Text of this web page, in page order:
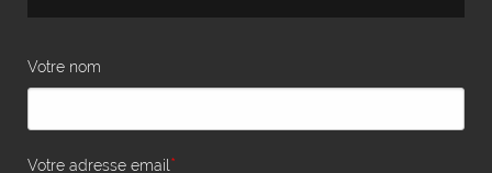
Votre nom
Votre adresse email*